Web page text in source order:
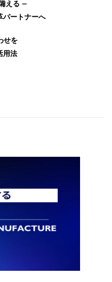
える —
パートナーへ
せを
用法